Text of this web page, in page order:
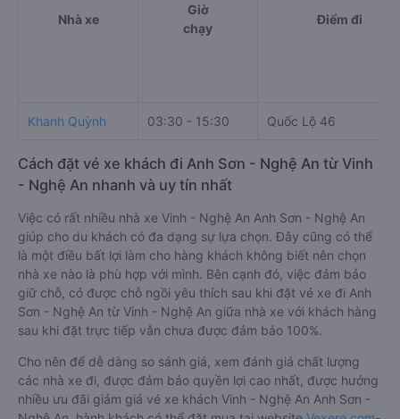
Nhà xe
Giờ
chạy
Điểm đi
Khanh Quỳnh 03:30 - 15:30 Quốc Lộ 46
Cách đặt vé xe khách đi Anh Sơn - Nghệ An từ Vinh
- Nghệ An nhanh và uy tín nhất
Việc có rất nhiều nhà xe Vinh - Nghệ An Anh Sơn - Nghệ An
giúp cho du khách có đa dạng sự lựa chọn. Đây cũng có thể
là một điều bất lợi làm cho hàng khách không biết nên chọn
nhà xe nào là phù hợp với mình. Bên cạnh đó, việc đảm bảo
giữ chỗ, có được chỗ ngồi yêu thích sau khi đặt vé xe đi Anh
Sơn - Nghệ An từ Vinh - Nghệ An giữa nhà xe với khách hàng
sau khi đặt trực tiếp vẫn chưa được đảm bảo 100%.
Cho nên để dễ dàng so sánh giá, xem đánh giá chất lượng
các nhà xe đi, được đảm bảo quyền lợi cao nhất, được hưởng
nhiều ưu đãi giảm giá vé xe khách Vinh - Nghệ An Anh Sơn -